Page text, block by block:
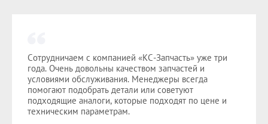
Сотрудничаем с компанией «КС-Запчасть» уже три
года. Очень довольны качеством запчастей и
условиями обслуживания. Менеджеры всегда
помогают подобрать детали или советуют
подходящие аналоги, которые подходят по цене и
техническим параметрам.